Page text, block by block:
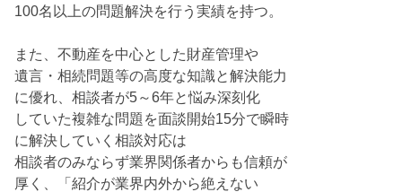
100名以上の問題解決を行う実績を持つ。
また、不動産を中心とした財産管理や
遺言・相続問題等の高度な知識と解決能力
に優れ、相談者が5～6年と悩み深刻化
していた複雑な問題を面談開始15分で瞬時
に解決していく相談対応は
相談者のみならず業界関係者からも信頼が
厚く、「紹介が業界内外から絶えない